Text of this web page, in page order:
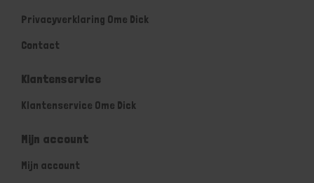
Privacyverklaring Ome Dick
Contact
Klantenservice
Klantenservice Ome Dick
Mijn account
Mijn account